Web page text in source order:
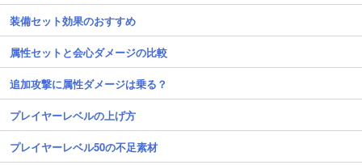
装備セット効果のおすすめ
属性セットと会心ダメージの比較
追加攻撃に属性ダメージは乗る？
プレイヤーレベルの上げ方
プレイヤーレベル50の不足素材